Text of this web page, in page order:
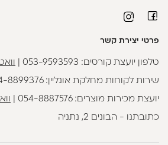
פרטי יצירת קשר
טלפון יועצת קורסים: 053-9593593
שירות לקוחות מחלקת אונליין:8899376
יועצת מכירות מוצרים:054-8887576
כתובתנו - הבונים 2, נתניה